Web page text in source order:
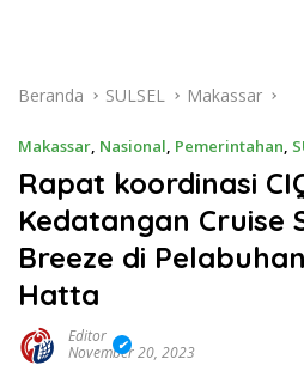
Beranda SULSEL Makassar
Makassar, Nasional, Pemerintahan,
Rapat koordinasi
Kedatangan Cruise
Breeze di
Hatta
Editor
November 20, 2023